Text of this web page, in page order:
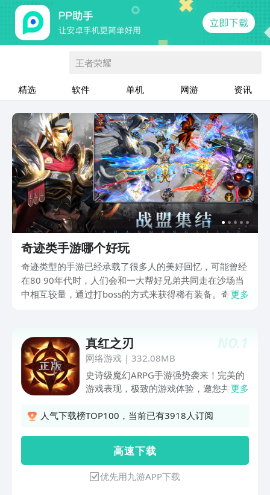
王者荣耀
精选 软件 单机 网游 资讯
奇迹类手游哪个好玩
奇迹类型的手游已经承载了很多人的美好回忆，可能曾经
在80 90年代时，人们会和一大帮好兄弟共同走在沙场当
中相互较量，通过打boss的方式来获得稀有装备。奇迹类
中的武器，在看到一波又一波强大敌人都倒在自己手下
时，一定会获得无尽的成就感。
更多
NO.1
真红之刃
网络游戏| 332.08MB
史诗级魔幻ARPG手游强势袭来！完美的
游戏表现，极致的游戏体验，邀您共享绚
流派自由组合；属性翻倍，急速刷怪，智
丽特效燃爆全场；一键下载享受端游级乐
趣，开启你的时代！
更多
人气下载榜TOP100，当前已有3918人订阅
高 速 下 载
优先用九游APP下载